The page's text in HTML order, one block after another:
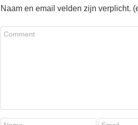
Naam en email velden zijn verplicht.